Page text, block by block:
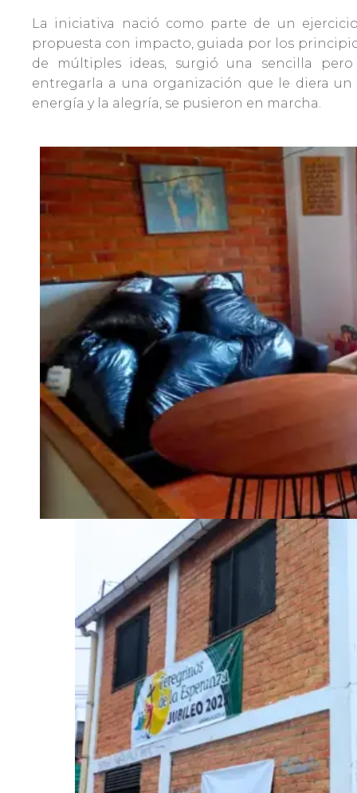
La iniciativa nació como parte de un
propuesta con impacto, guiada por los
de múltiples ideas, surgió una sencilla
entregarla a una organización que le diera
energía y la alegría, se pusieron en marcha.